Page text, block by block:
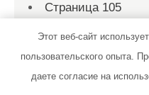
Страница 105
Страница 106
Этот веб-сайт
пользовательского опыта.
даете согласие на